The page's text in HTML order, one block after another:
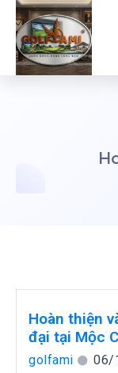
Hoàn thiện
đại tại Mộc
golfami 06/